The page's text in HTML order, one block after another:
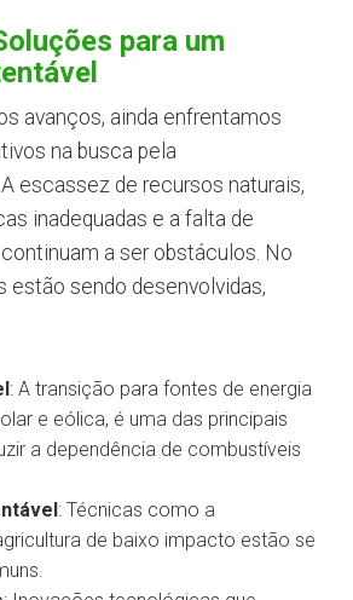
para um
avanços, ainda enfrentamos
na busca pela
escassez de recursos naturais,
inadequadas e a falta de
a ser obstáculos. No
estão sendo desenvolvidas,
: A transição para fontes de energia
e eólica, é uma das principais
a dependência de combustíveis
: Técnicas como a
de baixo impacto estão se